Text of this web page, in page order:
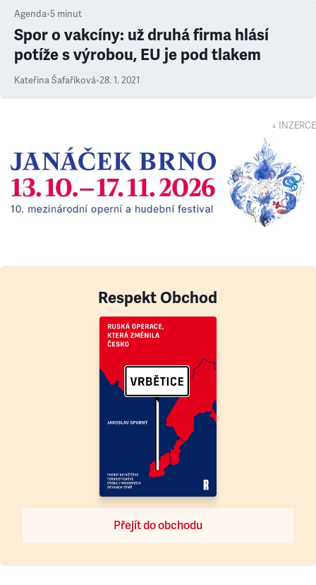
Agenda•5 minut
Spor o vakcíny: už druhá firma hlásí
potíže s výrobou, EU je pod tlakem
Kateřina Šafaříková•28. 1. 2021
↓ INZERCE
Respekt Obchod
Přejít do obchodu